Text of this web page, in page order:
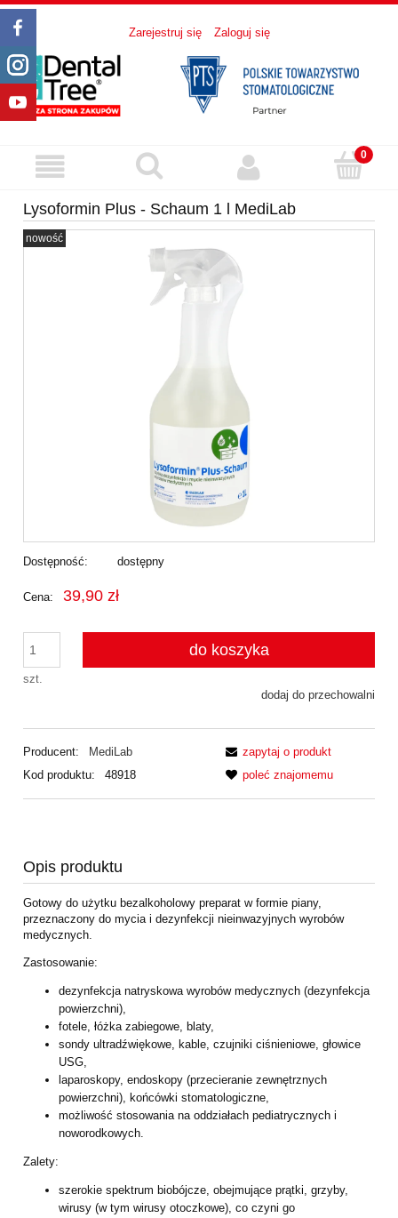
Zarejestruj się Zaloguj się
Lysoformin Plus - Schaum 1 l MediLab
nowość
Dostępność: dostępny
Cena: 39,90 zł
szt.
do koszyka
dodaj do przechowalni
Producent:
MediLab
Kod produktu:
48918
zapytaj o produkt
poleć znajomemu
Opis produktu
Gotowy do użytku bezalkoholowy preparat w formie piany,
przeznaczony do mycia i dezynfekcji nieinwazyjnych wyrobów
medycznych.
Zastosowanie:
dezynfekcja natryskowa wyrobów medycznych (dezynfekcja
powierzchni),
fotele, łóżka zabiegowe, blaty,
sondy ultradźwiękowe, kable, czujniki ciśnieniowe, głowice
USG,
laparoskopy, endoskopy (przecieranie zewnętrznych
powierzchni), końcówki stomatologiczne,
możliwość stosowania na oddziałach pediatrycznych i
noworodkowych.
Zalety:
szerokie spektrum biobójcze, obejmujące prątki, grzyby,
wirusy (w tym wirusy otoczkowe), co czyni go